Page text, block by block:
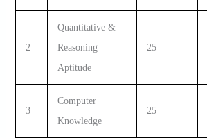
2
Quantitative &
Reasoning
Aptitude
25
3
Computer
Knowledge
25